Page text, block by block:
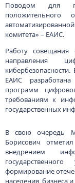
Поводом для
положительного
комитета» – ЕАИС.
Работу
направления
ЕАИС
программ
требованиям к
государственных
В свою очередь
Борисович
внедрением
формирование
населения, бизнеса и